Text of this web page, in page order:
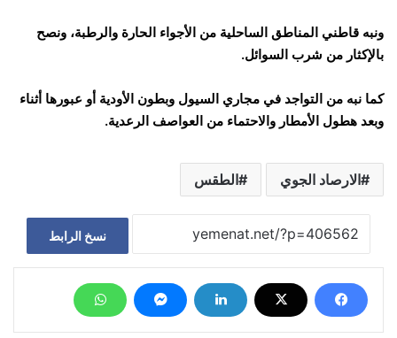
ونبه قاطني المناطق الساحلية من الأجواء الحارة والرطبة، ونصح
بالإكثار من شرب السوائل.
كما نبه من التواجد في مجاري السيول وبطون الأودية أو عبورها أثناء
وبعد هطول الأمطار والاحتماء من العواصف الرعدية.
الارصاد الجوي الطقس
نسخ الرابط